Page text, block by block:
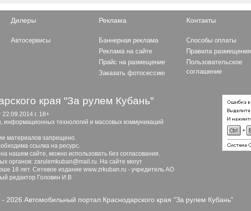
Дилеры
Автосервисы
Реклама
Баннерная реклама
Реклама на сайте
Прайс на размещение
Заказать фотосессию
Контакты
Способы оплаты
Правила размещения
Пользовательское
соглашение
края "За рулем Кубань"
г. 18+
технологий и массовых коммуникаций
материалов запрещено.
ссылка на ресурс.
нашем сайте, можно использовать без согласования.
органов: zarulemkuban@mail.ru. На сайте могут
18 лет. Сетевое издание www.zrkuban.ru - учредитель АО
редактор Головин И.В
2026 Автомобильный портал Краснодарского края "За рулем Кубань"